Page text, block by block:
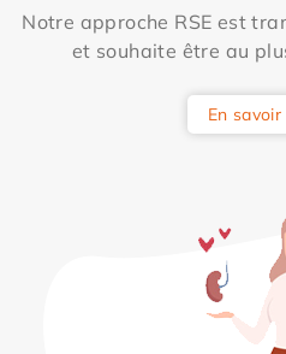
Notre approche RSE est
et souhaite être au
En